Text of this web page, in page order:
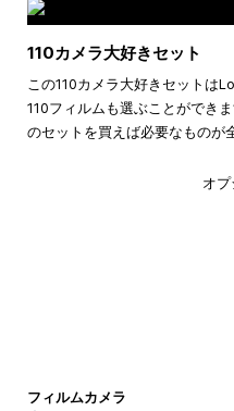
110カメラ大好きセット
この110カメラ大好きセットは
110フィルムも選ぶことができ
のセットを買えば必要なものが
オプ
フィルムカメラ